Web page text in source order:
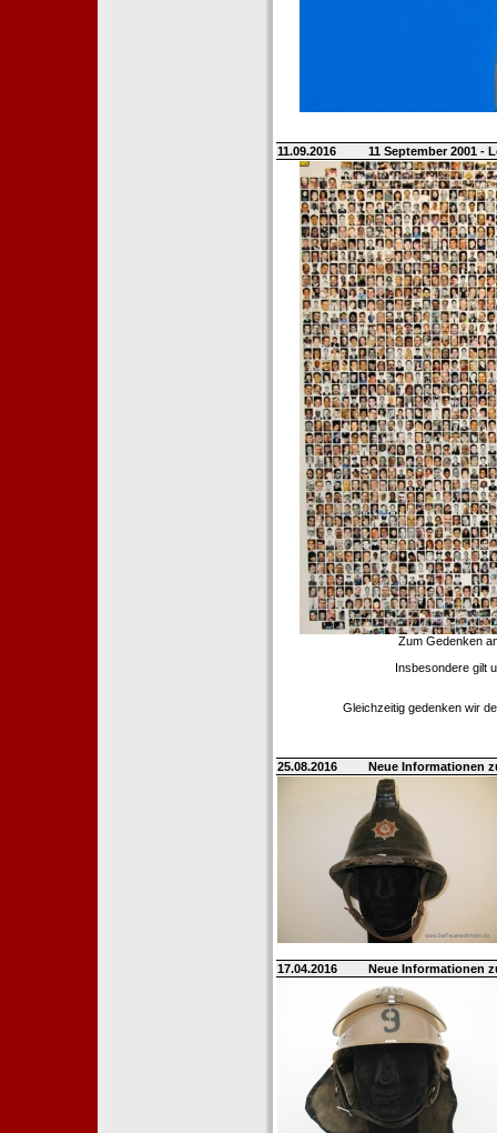
11.09.2016 11 September 2001 -
Zum Gedenken
Insbesondere gilt
Gleichzeitig gedenken wir
25.08.2016 Neue Informationen
17.04.2016 Neue Informationen